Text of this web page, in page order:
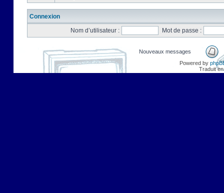
Connexion
Nom d’utilisateur :
Mot de passe :
Nouveaux messages
Powered by
Traduit